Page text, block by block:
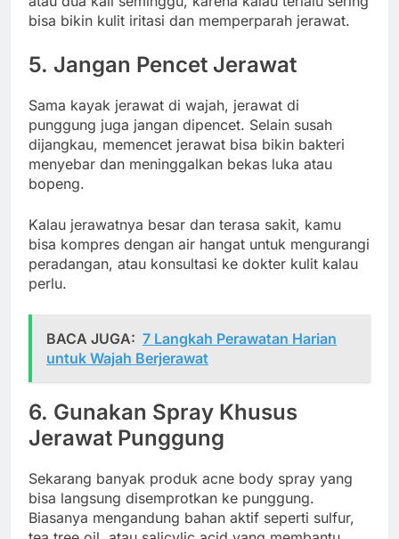
bisa bikin kulit iritasi dan memperparah jerawat.
5. Jangan Pencet Jerawat
Sama kayak jerawat di wajah, jerawat di
punggung juga jangan dipencet. Selain susah
dijangkau, memencet jerawat bisa bikin bakteri
menyebar dan meninggalkan bekas luka atau
bopeng.
Kalau jerawatnya besar dan terasa sakit, kamu
bisa kompres dengan air hangat untuk mengurangi
peradangan, atau konsultasi ke dokter kulit kalau
perlu.
BACA JUGA: 7 Langkah Perawatan Harian
untuk Wajah Berjerawat
6. Gunakan Spray Khusus
Jerawat Punggung
Sekarang banyak produk acne body spray yang
bisa langsung disemprotkan ke punggung.
Biasanya mengandung bahan aktif seperti sulfur,